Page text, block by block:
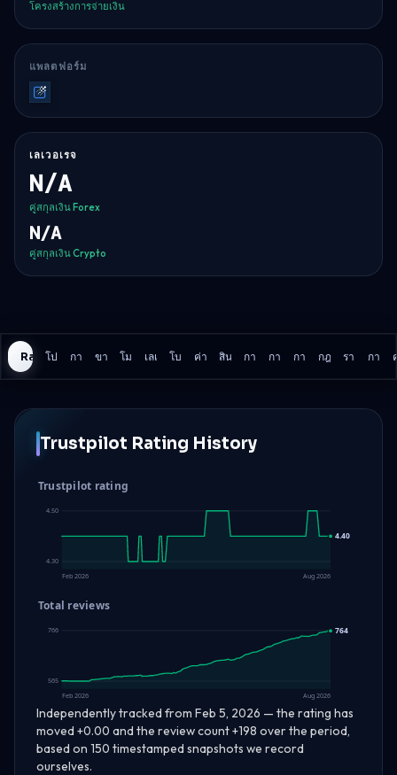
โครงสร้างการจ่ายเงิน
แพลตฟอร์ม
Traderevolution
เลเวอเรจ
N/A
คู่สกุลเงิน Forex
N/A
คู่สกุลเงิน Crypto
Rating History
โปรแกรมการขาดทุนรายวัน
ขาดทุนรวมโมเดลการลดลง
เลเวอเรจโบรกเกอร์ค่าคอมมิชชั่น
สินทรัพย์การเทรดข่าว
การจ่ายเงินการประเมินกฎการเทรด
รายละเอีย
การเ
Trustpilot Rating History
Trustpilot rating
4.50
4.30
4.40
Feb 2026 Aug 2026
Total reviews
766
565
764
Feb 2026 Aug 2026
Independently tracked from Feb 5, 2026 — the rating has
moved +0.00 and the review count +198 over the period,
based on 150 timestamped snapshots we record
ourselves.